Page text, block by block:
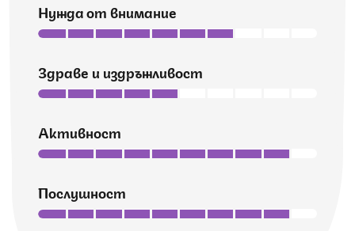
Нужда от внимание
Здраве и издръжливост
Активност
Послушност